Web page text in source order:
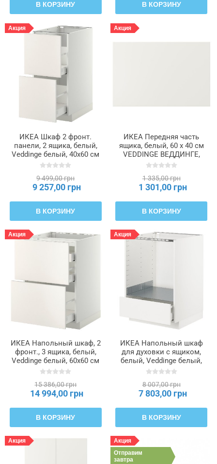
В КОРЗИНУ В КОРЗИНУ
Акция
ИКЕА Шкаф 2 фронт.
панели, 2 ящика, белый,
Veddinge белый, 40x60 см
METOD МЕТОД /
699.159.19
9 499,00 грн
9 257,00 грн
В КОРЗИНУ
Акция
ИКЕА Передняя часть
ящика, белый, 60 x 40 см
VEDDINGE ВЕДДИНГЕ,
302.054.39
1 335,00 грн
1 301,00 грн
В КОРЗИНУ
Акция
ИКЕА Напольный шкаф, 2
фронт., 3 ящика, белый,
Veddinge белый, 60x60 см
METOD МЕТОД /
890.271.62
15 386,00 грн
14 994,00 грн
В КОРЗИНУ
Акция
ИКЕА Напольный шкаф
для духовки с ящиком,
белый, Veddinge белый,
60x60 см METOD МЕТОД /
590.268.90
8 007,00 грн
7 803,00 грн
В КОРЗИНУ
Акция
Акция
Отправим
завтра